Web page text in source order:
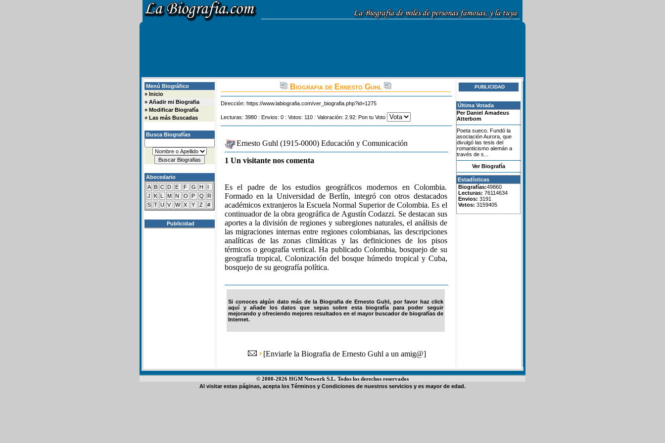
Menú Biográfico
» Inicio
» Añadir mi Biografia
» Modificar Biografía
» Las más Buscadas
Busca Biografías
Abecedario
A B C D E F G H
I
J
K L M N O P Q
R
S T U V W X Y Z #
Publicidad
Biografia de Ernesto Guhl
Dirección: https://www.labiografia.com/ver_biografia.php?id=1275
Lecturas: 3980 : Envios: 0 : Votos: 110 : Valoración: 2.92: Pon tu Voto
Ernesto Guhl (1915-0000) Educación y Comunicación
1 Un visitante nos comenta
Es el padre de los estudios geográficos modernos en Colombia.
Formado en la Universidad de Berlín, integró con otros destacados
académicos extranjeros la Escuela Normal Superior de Colombia. Es el
continuador de la obra geográfica de Agustín Codazzi. Se destacan sus
aportes a la división de regiones y subregiones naturales, el análisis de
las migraciones internas entre regiones colombianas, las descripciones
analíticas de las zonas climáticas y las definiciones de los pisos
térmicos o geografía vertical. Ha publicado Colombia, bosquejo de su
geografía tropical, Colonización del bosque húmedo tropical y Cuba,
bosquejo de su geografía política.
Si conoces algún dato más de la Biografia de Ernesto Guhl, por favor haz click
aquí y añade los datos que sepas sobre esta biografía para poder seguir
mejorando y ofreciendo mejores resultados en el mayor buscador de biografías de
Internet.
[Enviarle la Biografia de Ernesto Guhl a un amig@]
PUBLICIDAD
Última Votada
Per Daniel Amadeus
Atterbom
Poeta sueco. Fundó la
asociación Aurora, que
divulgó las tesis del
romanticismo alemán a
través de s...
Ver Biografía
Estadísticas
Biografías:49860
Lecturas: 76114634
Envios: 3191
Votos: 3159405
© 2000-2026 HGM Network S.L. Todos los derechos reservados
Al visitar estas páginas, acepta los Términos y Condiciones de nuestros servicios y es mayor de edad.